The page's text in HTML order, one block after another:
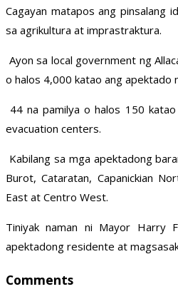
Cagayan matapos ang pinsalang
sa agrikultura at imprastraktura.
Ayon sa local government ng
o halos 4,000 katao ang apektado
44 na pamilya o halos 150 katao
evacuation centers.
Kabilang sa mga apektadong
Burot, Cataratan, Capanickian
East at Centro West.
Tiniyak naman ni Mayor Harry
apektadong residente at
Comments